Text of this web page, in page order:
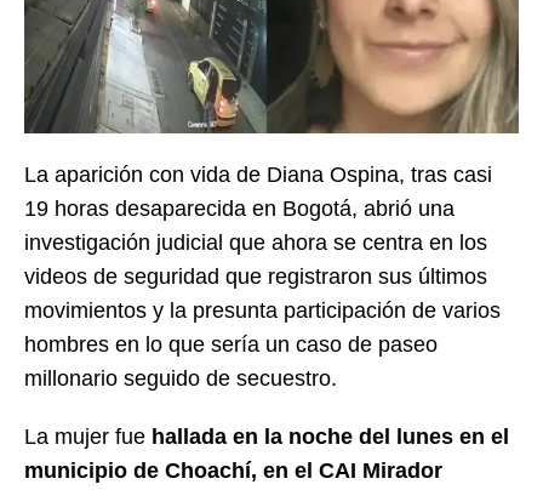
La aparición con vida de Diana Ospina, tras casi
19 horas desaparecida en Bogotá, abrió una
investigación judicial que ahora se centra en los
videos de seguridad que registraron sus últimos
movimientos y la presunta participación de varios
hombres en lo que sería un caso de paseo
millonario seguido de secuestro.
La mujer fue hallada en la noche del lunes en el
municipio de Choachí, en el CAI Mirador